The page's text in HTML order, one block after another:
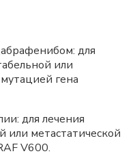
для
или
гена
для лечения
или метастатической
V600.